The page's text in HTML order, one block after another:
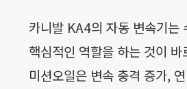
카니발 KA4의 자동 변속기는
핵심적인 역할을 하는 것이
미션오일은 변속 충격 증가,